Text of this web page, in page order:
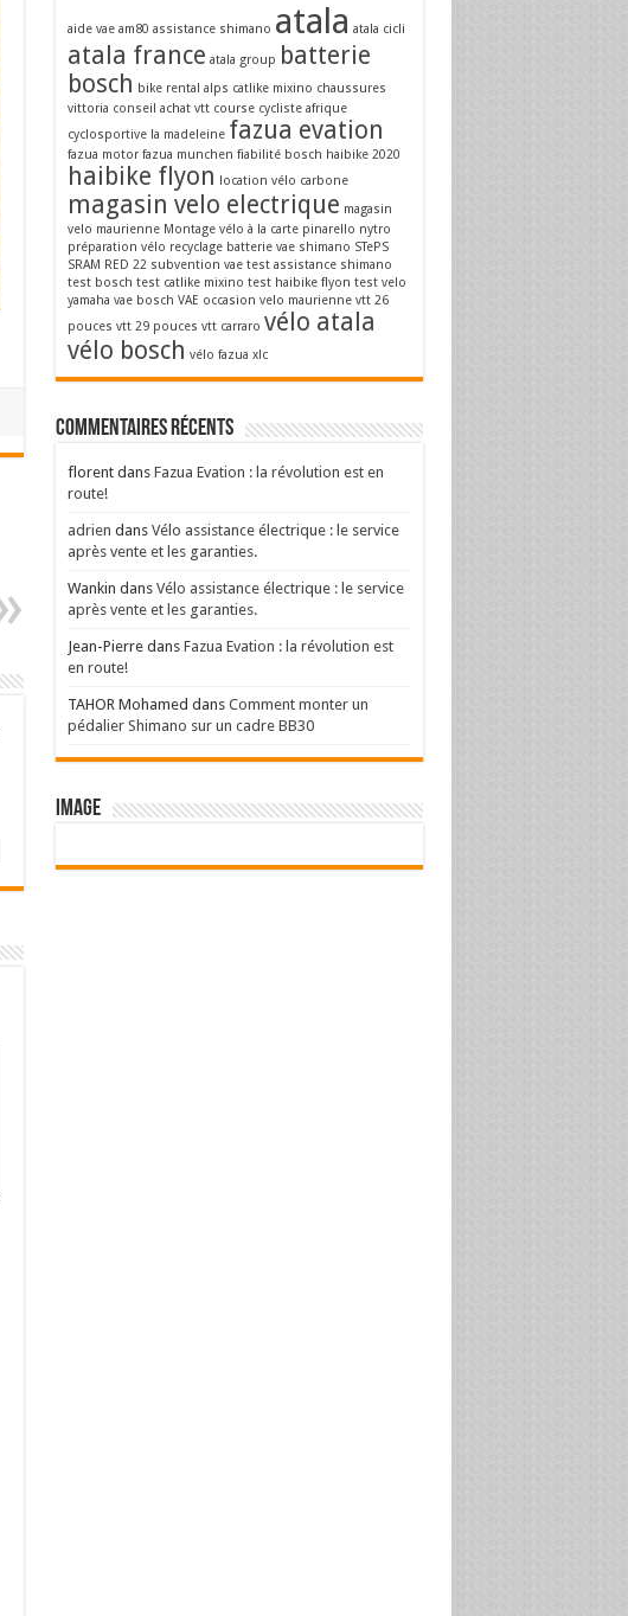
aide vae am80 assistance shimano atala atala cicli
atala france atala group batterie
bosch bike rental alps catlike mixino chaussures
vittoria conseil achat vtt course cycliste afrique
cyclosportive la madeleine fazua evation
fazua motor fazua munchen fiabilité bosch haibike 2020
haibike flyon location vélo carbone
magasin velo electrique magasin
velo maurienne Montage vélo à la carte pinarello nytro
préparation vélo recyclage batterie vae shimano STePS
SRAM RED 22 subvention vae test assistance shimano
test bosch test catlike mixino test haibike flyon test velo
yamaha vae bosch VAE occasion velo maurienne vtt 26
pouces vtt 29 pouces vtt carraro vélo atala
vélo bosch vélo fazua xlc
Commentaires récents
florentdans Fazua Evation : la révolution est en
route!
adrien dans Vélo assistance électrique : le service
après vente et les garanties.
Wankin dans Vélo assistance électrique : le service
après vente et les garanties.
Jean-Pierredans Fazua Evation : la révolution est
en route!
TAHOR Mohamed dans Comment monter un
pédalier Shimano sur un cadre BB30
Image